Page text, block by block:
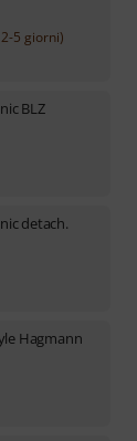
5 giorni)
BLZ
detach.
Hagmann